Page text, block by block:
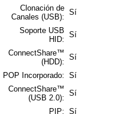
Clonación de
Canales (USB):
Sí
Soporte USB
HID:
Sí
ConnectShare™
(HDD):
Sí
POP Incorporado: Sí
ConnectShare™
(USB 2.0):
Sí
PIP: Sí